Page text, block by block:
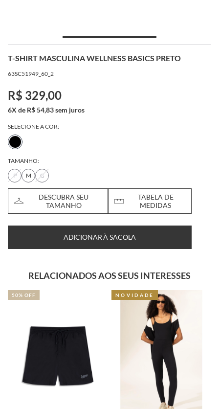
T-SHIRT MASCULINA WELLNESS BASICS PRETO
63SC51949_60_2
R$ 329,00
6X de R$ 54,83 sem juros
SELECIONE A COR:
TAMANHO:
P
M G
DESCUBRA SEU
TAMANHO
TABELA DE
MEDIDAS
ADICIONAR À SACOLA
RELACIONADOS AOS SEUS INTERESSES
NOVIDADE